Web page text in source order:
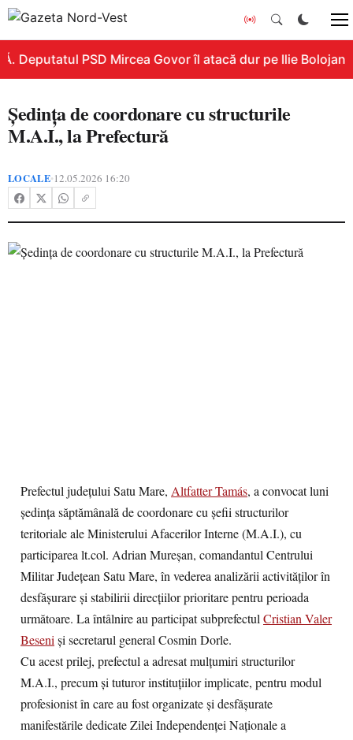
Deputatul PSD Mircea Govor îl atacă dur pe Ilie
Ședința de coordonare cu structurile
M.A.I., la Prefectură
LOCALE•12.05.2026 16:20
Prefectul județului Satu Mare, Altfatter Tamás, a convocat luni
ședința săptămânală de coordonare cu șefii structurilor
teritoriale ale Ministerului Afacerilor Interne (M.A.I.), cu
participarea lt.col. Adrian Mureșan, comandantul Centrului
Militar Județean Satu Mare, în vederea analizării activităților în
desfășurare și stabilirii direcțiilor prioritare pentru perioada
următoare. La întâlnire au participat subprefectulCristian Valer
Beseniși secretarul general Cosmin Dorle.
Cu acest prilej, prefectul a adresat mulțumiri structurilor
M.A.I., precum și tuturor instituțiilor implicate, pentru modul
profesionist în care au fost organizate și desfășurate
manifestările dedicate Zilei Independenței Naționale a